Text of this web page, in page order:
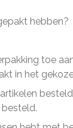
hebben?
toe
in het